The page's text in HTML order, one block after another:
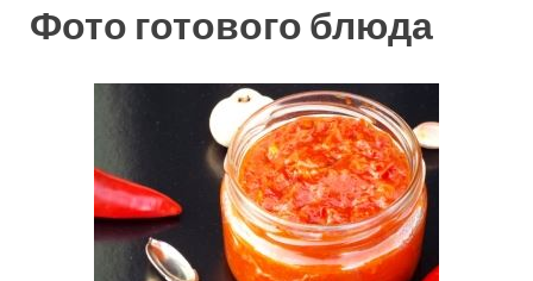
Фото готового блюда